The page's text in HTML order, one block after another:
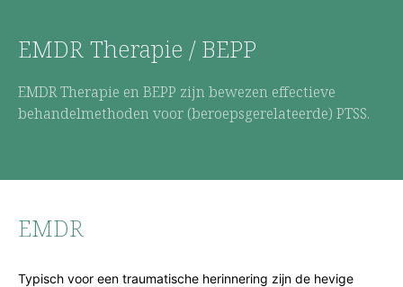
EMDR Therapie / BEPP
EMDR Therapie en BEPP zijn bewezen effectieve
behandelmethoden voor (beroepsgerelateerde) PTSS.
EMDR
Typisch voor een traumatische herinnering zijn de hevige